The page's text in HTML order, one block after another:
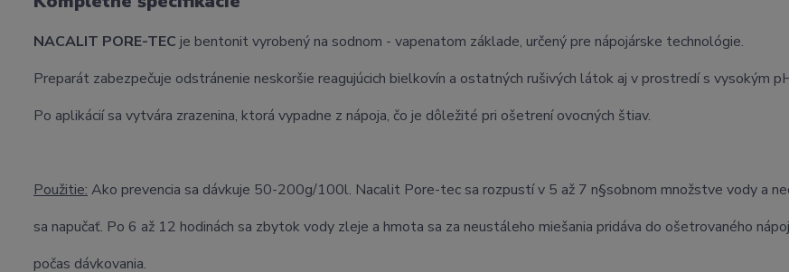
NACALIT PORE-TEC je bentonit vyrobený na sodnom - vapenatom základe, určený pre nápojárske technológie.
Preparát zabezpečuje odstránenie neskoršie reagujúcich bielkovín a ostatných rušivých látok aj v prostredí s vysokým
Po aplikácií sa vytvára zrazenina, ktorá vypadne z nápoja, čo je dôležité pri ošetrení ovocných štiav.
Použitie: Ako prevencia sa dávkuje 50-200g/100l. Nacalit Pore-tec sa rozpustí v 5 až 7 n§sobnom množstve vody a
sa napučať. Po 6 až 12 hodinách sa zbytok vody zleje a hmota sa za neustáleho miešania pridáva do ošetrovaného
počas dávkovania.